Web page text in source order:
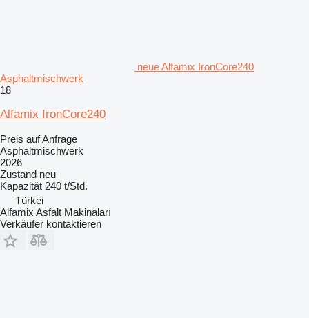
neue Alfamix IronCore240
Asphaltmischwerk
18
Alfamix IronCore240
Preis auf Anfrage
Asphaltmischwerk
2026
Zustand neu
Kapazität 240 t/Std.
Türkei
Alfamix Asfalt Makinaları
Verkäufer kontaktieren